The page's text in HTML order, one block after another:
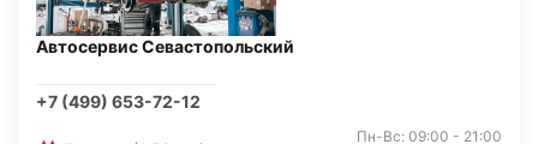
Автосервис Севастопольский
+7 (499) 653-72-12
Пн-Вс: 09:00 - 21:00